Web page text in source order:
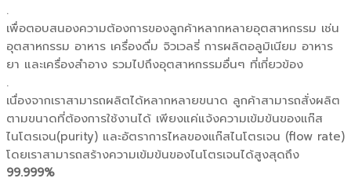
.
เพื่อตอบสนองความต้องการของลูกค้าหลากหลายอุตสาหกรรม เช่น
อุตสาหกรรม อาหาร เครื่องดื่ม จิวเวลรี่ การผลิตอลูมิเนียม อาหาร
ยา และเครื่องสำอาง รวมไปถึงอุตสาหกรรมอื่นๆ ที่เกี่ยวข้อง
.
เนื่องจากเราสามารถผลิตได้หลากหลายขนาด ลูกค้าสามารถสั่งผลิต
ตามขนาดที่ต้องการใช้งานได้ เพียงแค่แจ้งความเข้มข้นของแก๊ส
ไนโตรเจน(purity) และอัตราการไหลของแก๊สไนโตรเจน (flow rate)
โดยเราสามารถสร้างความเข้มข้นของไนโตรเจนได้สูงสุดถึง
99.999%